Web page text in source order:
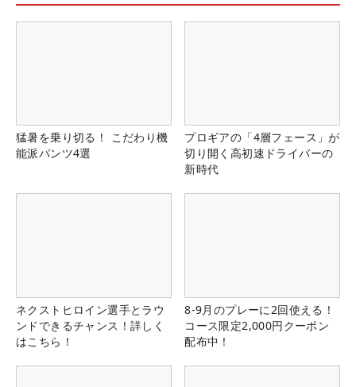
猛暑を乗り切る！ こだわり機
能派パンツ4選
プロギアの「4層フェース」が
切り開く高初速ドライバーの
新時代
ネクストヒロイン選手とラウ
ンドできるチャンス！詳しく
はこちら！
8-9月のプレーに2回使える！
コース限定2,000円クーポン
配布中！